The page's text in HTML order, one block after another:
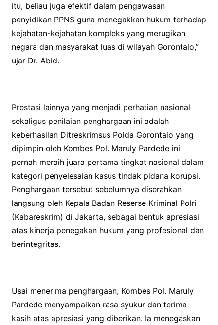
itu, beliau juga efektif dalam pengawasan
penyidikan PPNS guna menegakkan hukum terhadap
kejahatan-kejahatan kompleks yang merugikan
negara dan masyarakat luas di wilayah Gorontalo,”
ujar Dr. Abid.
Prestasi lainnya yang menjadi perhatian nasional
sekaligus penilaian penghargaan ini adalah
keberhasilan Ditreskrimsus Polda Gorontalo yang
dipimpin oleh Kombes Pol. Maruly Pardede ini
pernah meraih juara pertama tingkat nasional dalam
kategori penyelesaian kasus tindak pidana korupsi.
Penghargaan tersebut sebelumnya diserahkan
langsung oleh Kepala Badan Reserse Kriminal Polri
(Kabareskrim) di Jakarta, sebagai bentuk apresiasi
atas kinerja penegakan hukum yang profesional dan
berintegritas.
Usai menerima penghargaan, Kombes Pol. Maruly
Pardede menyampaikan rasa syukur dan terima
kasih atas apresiasi yang diberikan. Ia menegaskan